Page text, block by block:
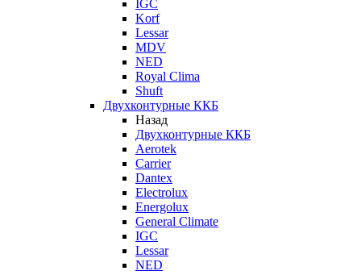
IGC
Korf
Lessar
MDV
NED
Royal Clima
Shuft
Двухконтурные ККБ
Назад
Двухконтурные ККБ
Aerotek
Carrier
Dantex
Electrolux
Energolux
General Climate
IGC
Lessar
NED